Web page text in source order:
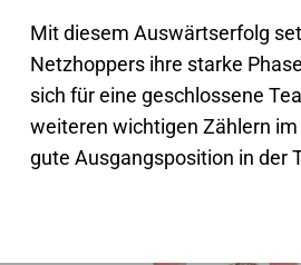
Mit diesem Auswärtserfolg
Netzhoppers ihre starke
sich für eine geschlossene
weiteren wichtigen Zählern
gute Ausgangsposition in der